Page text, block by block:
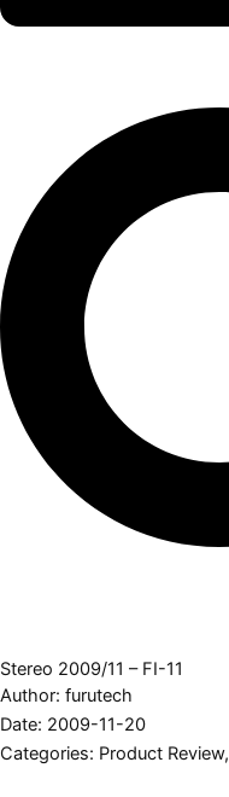
Stereo 2009/11 – FI-11
Author: furutech
Date: 2009-11-20
Categories: Product Review,